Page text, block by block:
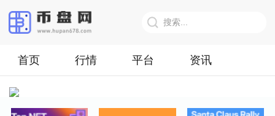
首页 行情 平台 资讯